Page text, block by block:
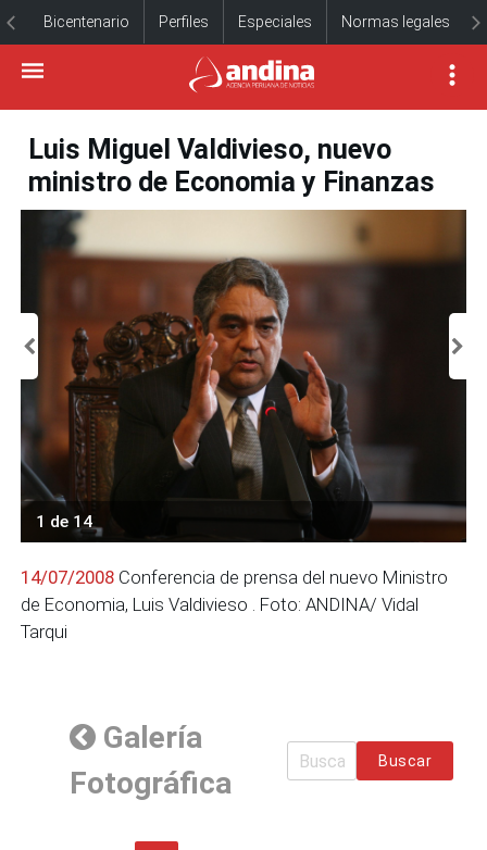
Bicentenario Perfiles Especiales Normas legales
Luis Miguel Valdivieso, nuevo
ministro de Economia y Finanzas
1 de 14
14/07/2008 Conferencia de prensa del nuevo Ministro
de Economia, Luis Valdivieso . Foto: ANDINA/ Vidal
Tarqui
Galería
Fotográfica
Buscar